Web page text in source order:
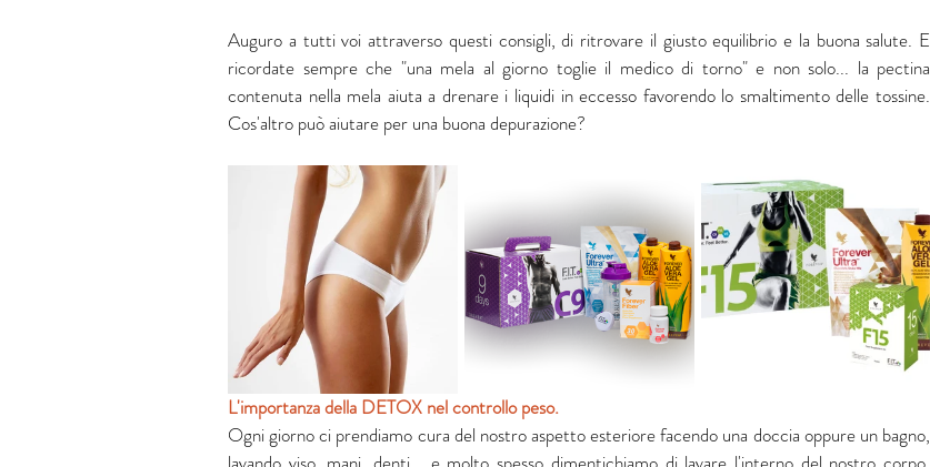
Auguro a tutti voi attraverso questi consigli, di ritrovare il giusto equilibrio e la buona salute. E
ricordate sempre che "una mela al giorno toglie il medico di torno" e non solo... la pectina
contenuta nella mela aiuta a drenare i liquidi in eccesso favorendo lo smaltimento delle tossine.
Cos'altro può aiutare per una buona depurazione?
L'importanza della DETOX nel controllo peso.
Ogni giorno ci prendiamo cura del nostro aspetto esteriore facendo una doccia oppure un bagno,